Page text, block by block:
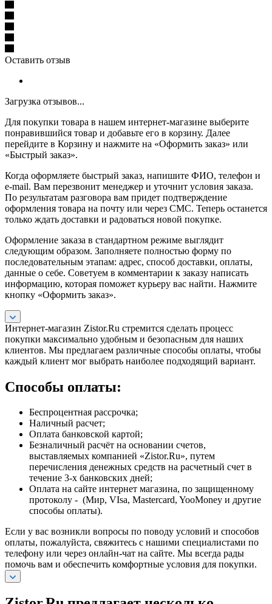
Оставить отзыв
Загрузка отзывов...
Для покупки товара в нашем интернет-магазине выберите
понравившийся товар и добавьте его в корзину. Далее
перейдите в Корзину и нажмите на «Оформить заказ» или
«Быстрый заказ».
Когда оформляете быстрый заказ, напишите ФИО, телефон и
e-mail. Вам перезвонит менеджер и уточнит условия заказа.
По результатам разговора вам придет подтверждение
оформления товара на почту или через СМС. Теперь останется
только ждать доставки и радоваться новой покупке.
Оформление заказа в стандартном режиме выглядит
следующим образом. Заполняете полностью форму по
последовательным этапам: адрес, способ доставки, оплаты,
данные о себе. Советуем в комментарии к заказу написать
информацию, которая поможет курьеру вас найти. Нажмите
кнопку «Оформить заказ».
Интернет-магазин Zistor.Ru стремится сделать процесс
покупки максимально удобным и безопасным для наших
клиентов. Мы предлагаем различные способы оплаты, чтобы
каждый клиент мог выбрать наиболее подходящий вариант.
Способы оплаты:
Беспроцентная рассрочка;
Наличный расчет;
Оплата банковской картой;
Безналичный расчёт на основании счетов,
выставляемых компанией «Zistor.Ru», путем
перечисления денежных средств на расчетный счет в
течение 3-х банковских дней;
Оплата на сайте интернет магазина, по защищенному
протоколу - (Мир, VIsa, Mastercard, YooMoney и другие
способы оплаты).
Если у вас возникли вопросы по поводу условий и способов
оплаты, пожалуйста, свяжитесь с нашими специалистами по
телефону или через онлайн-чат на сайте. Мы всегда рады
помочь вам и обеспечить комфортные условия для покупки.